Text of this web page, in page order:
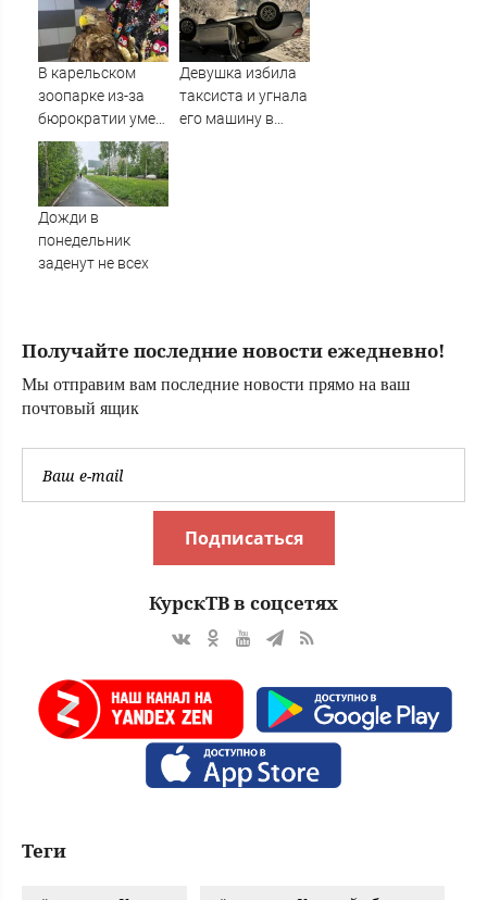
стать следующей
жертвой Запада
переводы
В карельском
зоопарке из-за
бюрократии умер
раненый
краснокнижный
орлан (ВИДЕО)
Девушка избила
таксиста и угнала
его машину в
Дожди в
понедельник
заденут не всех
Получайте последние новости ежедневно!
Мы отправим вам последние новости прямо на ваш
почтовый ящик
Подписаться
КурскТВ в соцсетях
Теги